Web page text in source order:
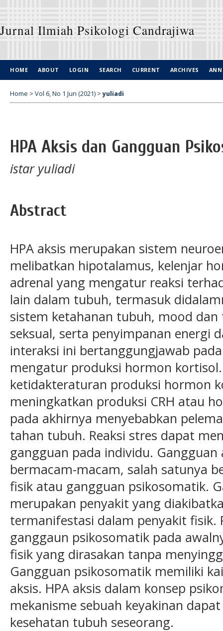
Jurnal Ilmiah Psikologi Candrajiwa
HOME ABOUT LOGIN SEARCH CURRENT ARCHIVES
Home > Vol 6, No 1 Jun (2021) >yuliadi
HPA Aksis dan Gangguan
istar yuliadi
Abstract
HPA aksis merupakan sistem
melibatkan hipotalamus, kelenjar
adrenal yang mengatur reaksi
lain dalam tubuh, termasuk
sistem ketahanan tubuh, mood
seksual, serta penyimpanan energi
interaksi ini bertanggungjawab
mengatur produksi hormon
ketidakteraturan produksi hormon
meningkatkan produksi CRH atau
pada akhirnya menyebabkan
tahan tubuh. Reaksi stres dapat
gangguan pada individu.
bermacam-macam, salah satunya
fisik atau gangguan psikosomatik.
merupakan penyakit yang
termanifestasi dalam penyakit fisik.
ganggaun psikosomatik pada
fisik yang dirasakan tanpa
Gangguan psikosomatik memiliki
aksis. HPA aksis dalam konsep
mekanisme sebuah keyakinan
kesehatan tubuh seseorang.